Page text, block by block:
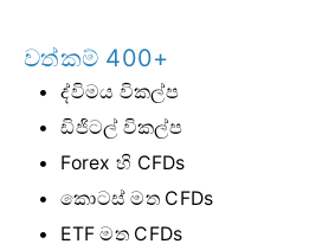
වත්කම් 400+
ද්විමය විකල්ප
ඩිජිටල් විකල්ප
Forex හි CFDs
කොටස් මත CFDs
ETF මත CFDs